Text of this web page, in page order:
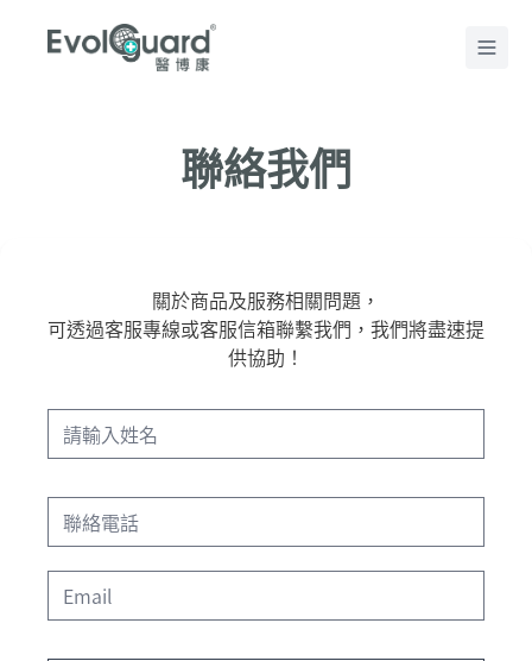
Home
聯絡我們
關於商品及服務相關問題，
可透過客服專線或客服信箱聯繫我們，我們將盡速提
供協助！